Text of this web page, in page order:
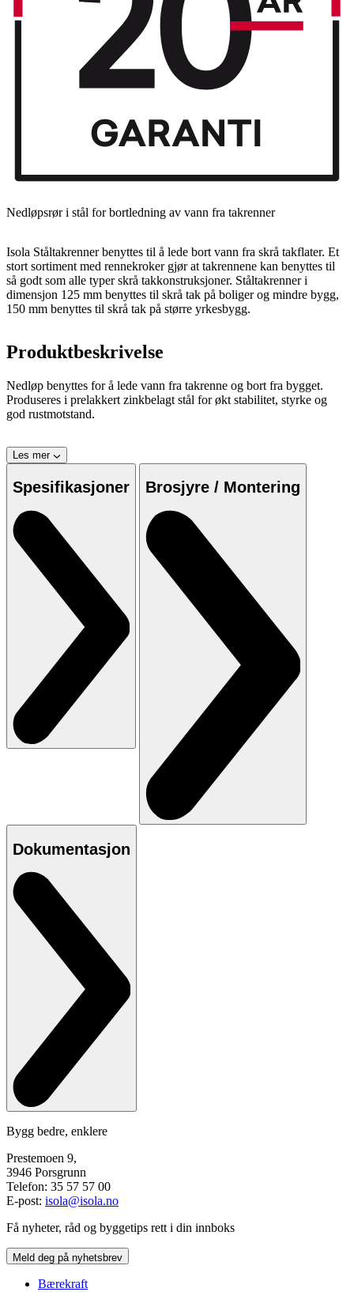
Nedløpsrør i stål for bortledning av vann fra takrenner
Isola Ståltakrenner benyttes til å lede bort vann fra skrå takflater. Et
stort sortiment med rennekroker gjør at takrennene kan benyttes til
så godt som alle typer skrå takkonstruksjoner. Ståltakrenner i
dimensjon 125 mm benyttes til skrå tak på boliger og mindre bygg,
150 mm benyttes til skrå tak på større yrkesbygg.
Produktbeskrivelse
Nedløp benyttes for å lede vann fra takrenne og bort fra bygget.
Produseres i prelakkert zinkbelagt stål for økt stabilitet, styrke og
god rustmotstand.
Les mer
Spesifikasjoner Brosjyre / Montering
Dokumentasjon
Bygg bedre, enklere
Prestemoen 9,
3946 Porsgrunn
Telefon: 35 57 57 00
E-post: isola@isola.no
Få nyheter, råd og byggetips rett i din innboks
Meld deg på nyhetsbrev
Bærekraft